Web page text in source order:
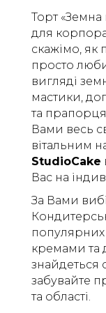
Торт
для
скажімо, як
просто
вигляді
мастики,
та
Вами весь
вітальним
StudioCake
Вас на
За Вами
популярних
кремами та
знайдеться
забувайте
та області.